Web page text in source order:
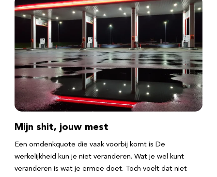
Mijn shit, jouw mest
Een omdenkquote die vaak voorbij komt is De
werkelijkheid kun je niet veranderen. Wat je wel kunt
veranderen is wat je ermee doet. Toch voelt dat niet